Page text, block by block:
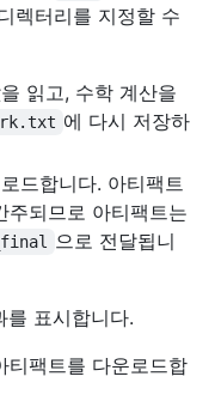
렉터리를 지정할 수
읽고, 수학 계산을
에 다시 저장하
드합니다. 아티팩트
주되므로 아티팩트는
으로 전달됩니
표시합니다.
티팩트를 다운로드합